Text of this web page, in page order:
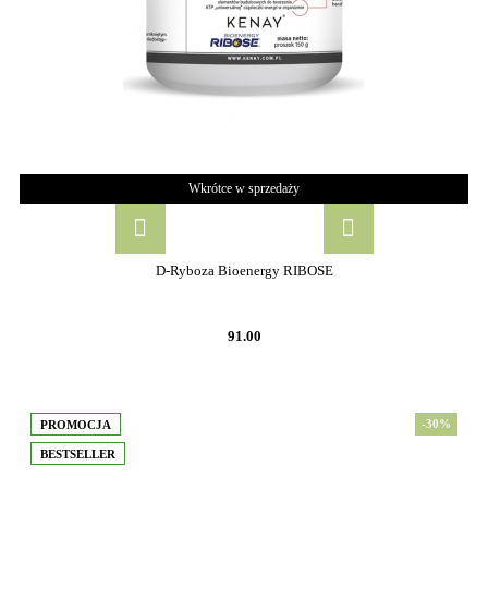
Wkrótce w sprzedaży
D-Ryboza Bioenergy RIBOSE
91.00
PROMOCJA
BESTSELLER
-30%